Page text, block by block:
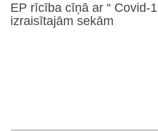
EP rīcība cīņā ar “ Covid-
izraisītajām sekām